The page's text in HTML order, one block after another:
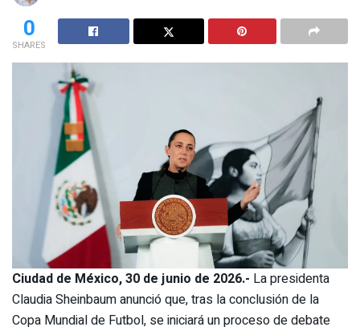
0
SHARES
Ciudad de México, 30 de junio de 2026.- La presidenta
Claudia Sheinbaum anunció que, tras la conclusión de la
Copa Mundial de Futbol, se iniciará un proceso de debate